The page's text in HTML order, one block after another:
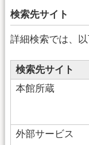
検索先サイト
詳細検索では、
検索先サイト
本館所蔵
外部サービス